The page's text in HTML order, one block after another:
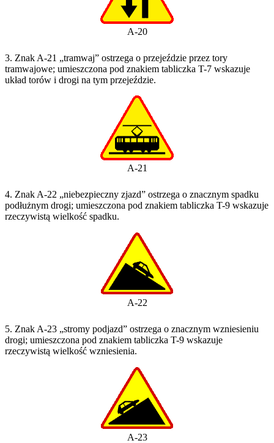
A-20
3. Znak A-21 „tramwaj” ostrzega o przejeździe przez tory
tramwajowe; umieszczona pod znakiem tabliczka T-7 wskazuje
układ torów i drogi na tym przejeździe.
A-21
4. Znak A-22 „niebezpieczny zjazd” ostrzega o znacznym spadku
podłużnym drogi; umieszczona pod znakiem tabliczka T-9 wskazuje
rzeczywistą wielkość spadku.
A-22
5. Znak A-23 „stromy podjazd” ostrzega o znacznym wzniesieniu
drogi; umieszczona pod znakiem tabliczka T-9 wskazuje
rzeczywistą wielkość wzniesienia.
A-23